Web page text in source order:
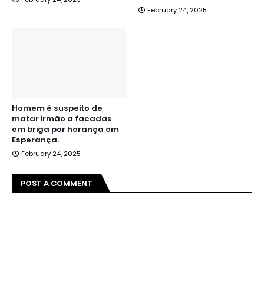
February 24, 2025
Homem é suspeito de
matar irmão a facadas
em briga por herança em
Esperança.
February 24, 2025
POST A COMMENT